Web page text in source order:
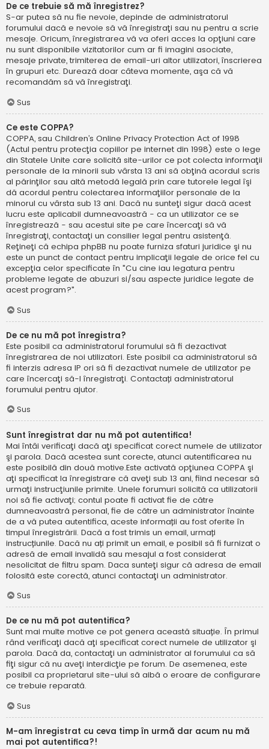
De ce trebuie să mă înregistrez?
S-ar putea să nu fie nevoie, depinde de administratorul
forumului dacă e nevoie să vă înregistraţi sau nu pentru a scrie
mesaje. Oricum, înregistrarea vă va oferi acces la opţiuni care
nu sunt disponibile vizitatorilor cum ar fi imagini asociate,
mesaje private, trimiterea de email-uri altor utilizatori, înscrierea
în grupuri etc. Durează doar câteva momente, aşa că vă
recomandăm să vă înregistraţi.
Sus
Ce este COPPA?
COPPA, sau Children’s Online Privacy Protection Act of 1998
(Actul pentru protecţia copiilor pe internet din 1998) este o lege
din Statele Unite care solicită site-urilor ce pot colecta informaţii
personale de la minorii sub vârsta 13 ani să obţină acordul scris
al părinţilor sau altă metodă legală prin care tutorele legal îşi
dă acordul pentru colectarea informaţiilor personale de la
minorul cu vârsta sub 13 ani. Dacă nu sunteţi sigur dacă acest
lucru este aplicabil dumneavoastră - ca un utilizator ce se
înregistrează - sau acestui site pe care încercaţi să vă
înregistraţi, contactaţi un consilier legal pentru asistenţă.
Reţineţi că echipa phpBB nu poate furniza sfaturi juridice şi nu
este un punct de contact pentru implicaţii legale de orice fel cu
excepţia celor specificate în "Cu cine iau legatura pentru
probleme legate de abuzuri si/sau aspecte juridice legate de
acest program?".
Sus
De ce nu mă pot înregistra?
Este posibil ca administratorul forumului să fi dezactivat
înregistrarea de noi utilizatori. Este posibil ca administratorul să
fi interzis adresa IP ori să fi dezactivat numele de utilizator pe
care încercaţi să-l înregistraţi. Contactați administratorul
forumului pentru ajutor.
Sus
Sunt înregistrat dar nu mă pot autentifica!
Mai întâi verificaţi dacă aţi specificat corect numele de utilizator
şi parola. Dacă acestea sunt corecte, atunci autentificarea nu
este posibilă din două motive.Este activată opţiunea COPPA şi
aţi specificat la înregistrare că aveţi sub 13 ani, fiind necesar să
urmaţi instrucţiunile primite. Unele forumuri solicită ca utilizatorii
noi să fie activaţi; contul poate fi activat fie de către
dumneavoastră personal, fie de către un administrator înainte
de a vă putea autentifica, aceste informații au fost oferite în
timpul înregistrării. Dacă a fost trimis un email, urmați
instrucțiunile. Dacă nu ați primit un email, e posibil să fi furnizat o
adresă de email invalidă sau mesajul a fost considerat
nesolicitat de filtru spam. Daca sunteţi sigur că adresa de email
folosită este corectă, atunci contactaţi un administrator.
Sus
De ce nu mă pot autentifica?
Sunt mai multe motive ce pot genera această situație. În primul
rând verificaţi dacă aţi specificat corect numele de utilizator şi
parola. Dacă da, contactaţi un administrator al forumului ca să
fiţi sigur că nu aveţi interdicţie pe forum. De asemenea, este
posibil ca proprietarul site-ului să aibă o eroare de configurare
ce trebuie reparată.
Sus
M-am înregistrat cu ceva timp în urmă dar acum nu mă
mai pot autentifica?!